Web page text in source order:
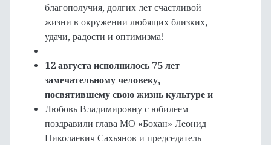
благополучия, долгих лет счастливой
жизни в окружении любящих близких,
удачи, радости и оптимизма!
12 августа исполнилось 75 лет
замечательному человеку,
посвятившему свою жизнь культуре и
Любовь Владимировну с юбилеем
поздравили глава МО «Бохан» Леонид
Николаевич Сахьянов и председатель